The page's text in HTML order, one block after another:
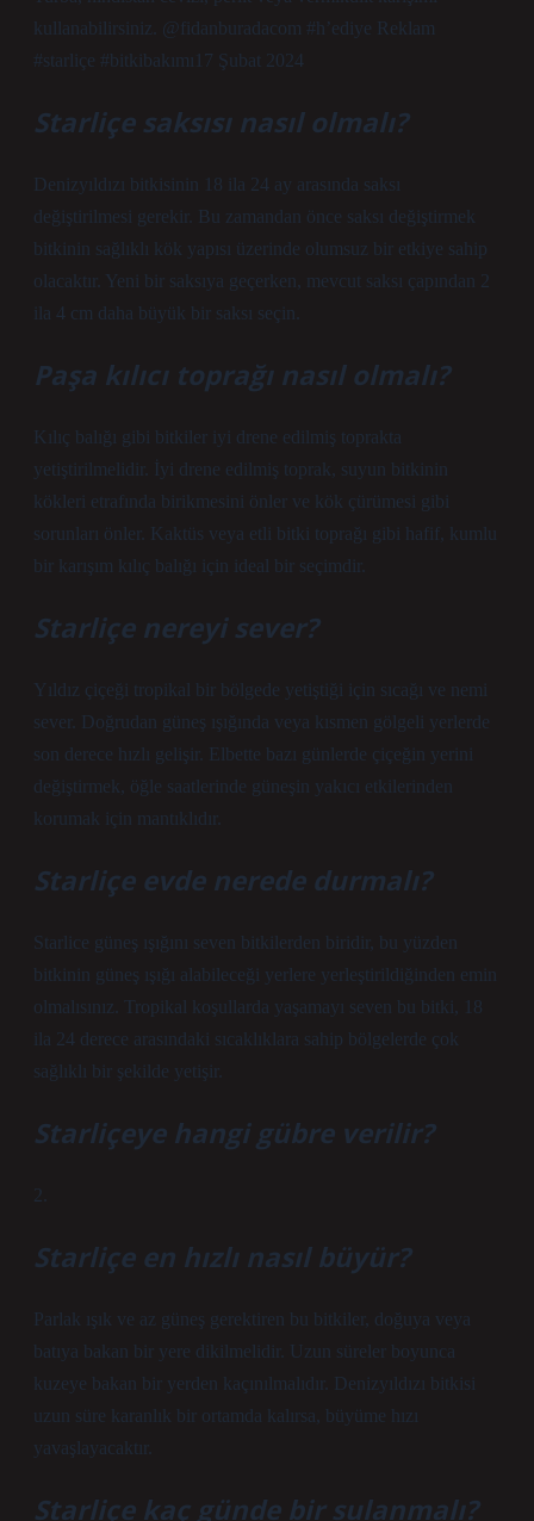
kullanabilirsiniz. @fidanburadacom #h’ediye Reklam
#starliçe #bitkibakımı17 Şubat 2024
Starliçe saksısı nasıl olmalı?
Denizyıldızı bitkisinin 18 ila 24 ay arasında saksı
değiştirilmesi gerekir. Bu zamandan önce saksı değiştirmek
bitkinin sağlıklı kök yapısı üzerinde olumsuz bir etkiye sahip
olacaktır. Yeni bir saksıya geçerken, mevcut saksı çapından 2
ila 4 cm daha büyük bir saksı seçin.
Paşa kılıcı toprağı nasıl olmalı?
Kılıç balığı gibi bitkiler iyi drene edilmiş toprakta
yetiştirilmelidir. İyi drene edilmiş toprak, suyun bitkinin
kökleri etrafında birikmesini önler ve kök çürümesi gibi
sorunları önler. Kaktüs veya etli bitki toprağı gibi hafif, kumlu
bir karışım kılıç balığı için ideal bir seçimdir.
Starliçe nereyi sever?
Yıldız çiçeği tropikal bir bölgede yetiştiği için sıcağı ve nemi
sever. Doğrudan güneş ışığında veya kısmen gölgeli yerlerde
son derece hızlı gelişir. Elbette bazı günlerde çiçeğin yerini
değiştirmek, öğle saatlerinde güneşin yakıcı etkilerinden
korumak için mantıklıdır.
Starliçe evde nerede durmalı?
Starlice güneş ışığını seven bitkilerden biridir, bu yüzden
bitkinin güneş ışığı alabileceği yerlere yerleştirildiğinden emin
olmalısınız. Tropikal koşullarda yaşamayı seven bu bitki, 18
ila 24 derece arasındaki sıcaklıklara sahip bölgelerde çok
sağlıklı bir şekilde yetişir.
Starliçeye hangi gübre verilir?
2.
Starliçe en hızlı nasıl büyür?
Parlak ışık ve az güneş gerektiren bu bitkiler, doğuya veya
batıya bakan bir yere dikilmelidir. Uzun süreler boyunca
kuzeye bakan bir yerden kaçınılmalıdır. Denizyıldızı bitkisi
uzun süre karanlık bir ortamda kalırsa, büyüme hızı
yavaşlayacaktır.
Starliçe kaç günde bir sulanmalı?